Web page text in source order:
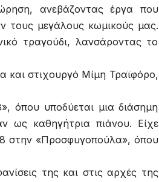
ανεβάζοντας έργα που
τους μεγάλους κωμικούς μας.
τραγούδι, λανσάροντας το
και στιχουργό Μίμη Τραϊφόρο,
όπου υποδύεται μια διάσημη
ως καθηγήτρια πιάνου. Είχε
στην «Προσφυγοπούλα», όπου
της και στις αρχές της